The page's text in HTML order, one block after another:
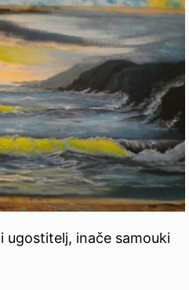
ugostitelj, inače samouki